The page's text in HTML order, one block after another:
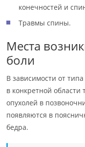
конечностей и
Травмы спины.
Места
боли
В зависимости от
в конкретной
опухолей в
появляются в
бедра.